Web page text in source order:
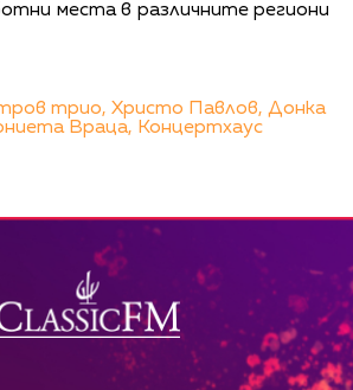
места в различните региони
трио, Христо Павлов, Донка
Враца, Концертхаус